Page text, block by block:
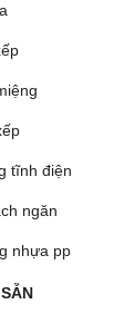
tĩnh điện
ngăn
nhựa pp